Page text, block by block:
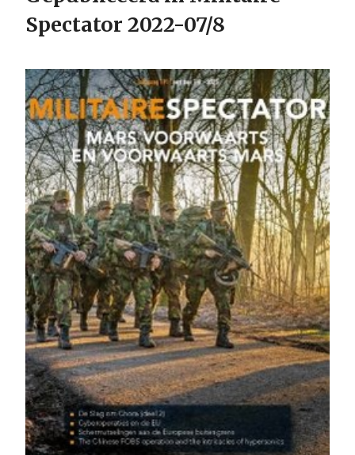
Spectator 2022-07/8